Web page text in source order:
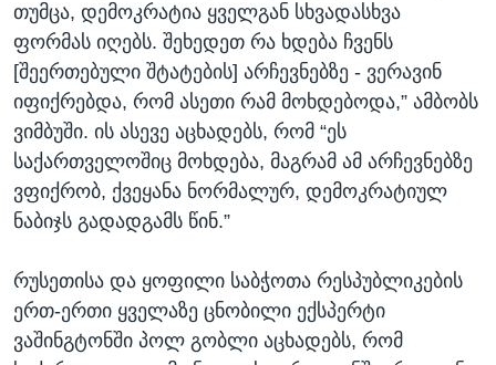
თუმცა, დემოკრატია ყველგან სხვადასხვა
ფორმას იღებს. შეხედეთ რა ხდება ჩვენს
[შეერთებული შტატების] არჩევნებზე - ვერავინ
იფიქრებდა, რომ ასეთი რამ მოხდებოდა,” ამბობს
ვიმბუში. ის ასევე აცხადებს, რომ “ეს
საქართველოშიც მოხდება, მაგრამ ამ არჩევნებზე
ვფიქრობ, ქვეყანა ნორმალურ, დემოკრატიულ
ნაბიჯს გადადგამს წინ.”
რუსეთისა და ყოფილი საბჭოთა რესპუბლიკების
ერთ-ერთი ყველაზე ცნობილი ექსპერტი
ვაშინგტონში პოლ გობლი აცხადებს, რომ